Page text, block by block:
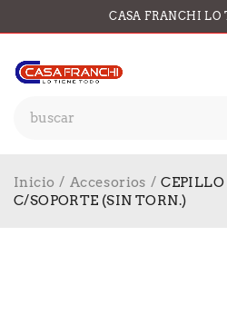
CASA FRANCHI LO
Inicio / Accesorios /
C/SOPORTE (SIN TORN.)